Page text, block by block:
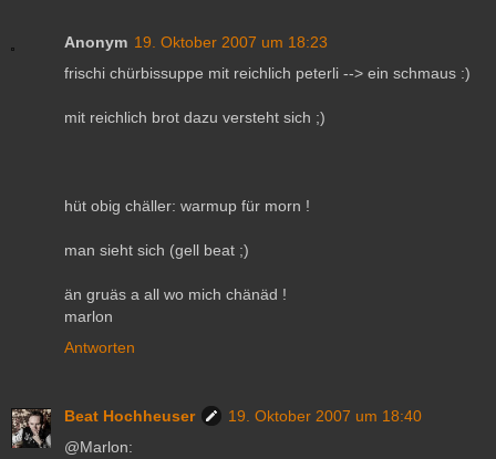
Anonym 19. Oktober 2007 um 18:23
frischi chürbissuppe mit reichlich peterli --> ein schmaus :)
mit reichlich brot dazu versteht sich ;)
hüt obig chäller: warmup für morn !
man sieht sich (gell beat ;)
än gruäs a all wo mich chänäd !
marlon
Antworten
Beat Hochheuser
19. Oktober 2007 um 18:40
@Marlon: